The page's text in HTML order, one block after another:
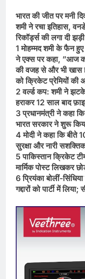
भारत की जीत पर मनी
शमी ने रचा इतिहास,
रिकॉर्ड्स की लगा दी झड़ी
1 मोहम्मद शमी के फैन हुए
ने एक्स पर कहा, ”आज
की वजह से और भी खास
को क्रिकेट प्रेमियों की
2 वर्ल्ड कप: शमी ने
हराकर 12 साल बाद
3 प्रधानमंत्री ने कहा
भारत सरकार ने शुरू
4 मोदी ने कहा कि बीते
सुरक्षा और नारी
5 पाकिस्तान क्रिकेट
मार्मिक पोस्ट लिखकर
6 प्रियंका बोलीं-
गद्दारों को पार्टी में